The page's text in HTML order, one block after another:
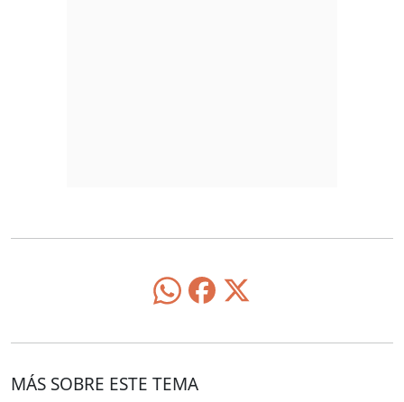
MÁS SOBRE ESTE TEMA